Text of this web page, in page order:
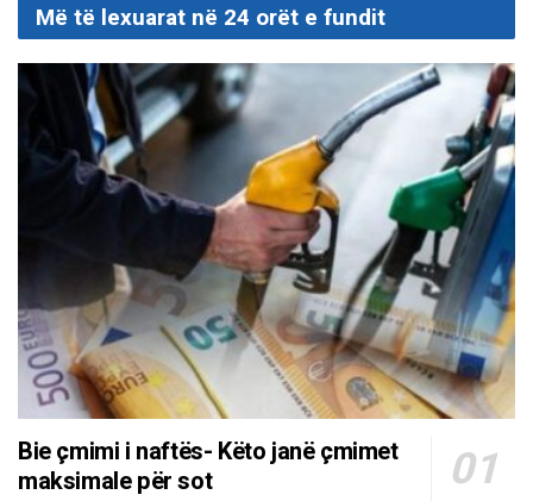
Më të lexuarat në 24 orët e fundit
Bie çmimi i naftës- Këto janë çmimet
maksimale për sot